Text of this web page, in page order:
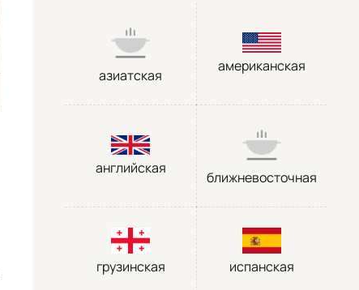
азиатская
американская
английская
ближневосточная
грузинская испанская